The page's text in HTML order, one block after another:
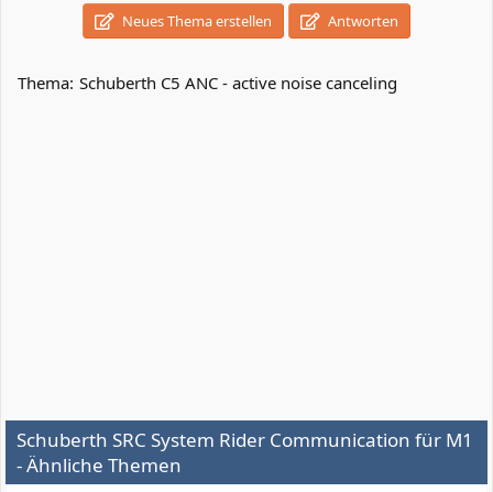
Neues Thema erstellen Antworten
Thema: Schuberth C5 ANC - active noise canceling
Schuberth SRC System Rider Communication für M1
- Ähnliche Themen